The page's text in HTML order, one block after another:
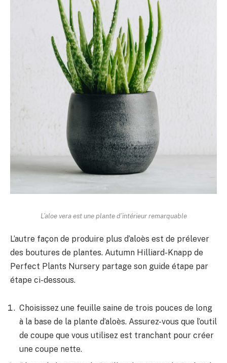
L’aloe vera est une plante d’intérieur remarquable
L’autre façon de produire plus d’aloès est de prélever
des boutures de plantes. Autumn Hilliard-Knapp de
Perfect Plants Nursery partage son guide étape par
étape ci-dessous.
Choisissez une feuille saine de trois pouces de long
à la base de la plante d’aloès. Assurez-vous que l’outil
de coupe que vous utilisez est tranchant pour créer
une coupe nette.